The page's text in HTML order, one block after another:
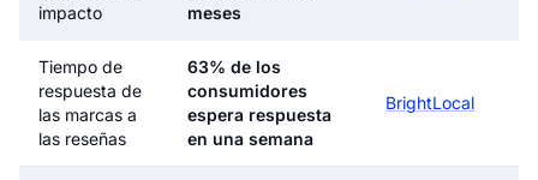
impacto
meses
Tiempo de
respuesta de
las marcas a
las reseñas
63% de los
consumidores
espera respuesta
en una semana
BrightLocal